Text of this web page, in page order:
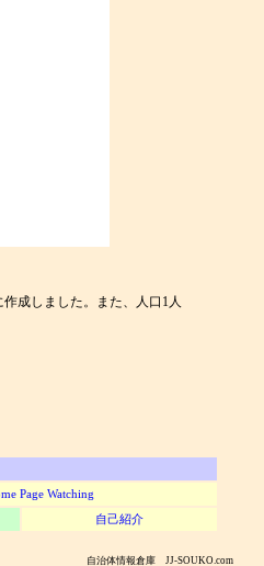
成しました。また、人口1人
Page Watching
自己紹介
自治体情報倉庫 JJ-SOUKO.com